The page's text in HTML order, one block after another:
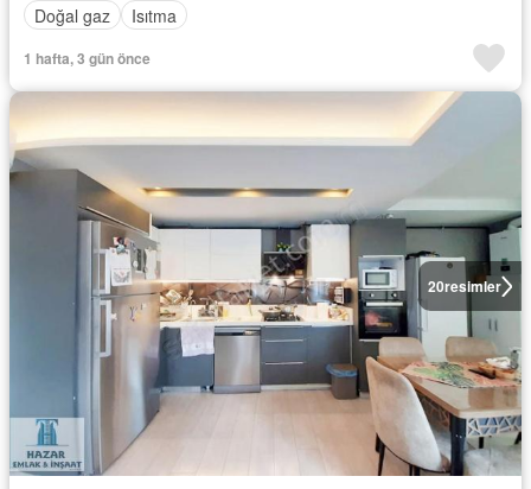
Doğal gaz
Isıtma
1 hafta, 3 gün önce
20resimler